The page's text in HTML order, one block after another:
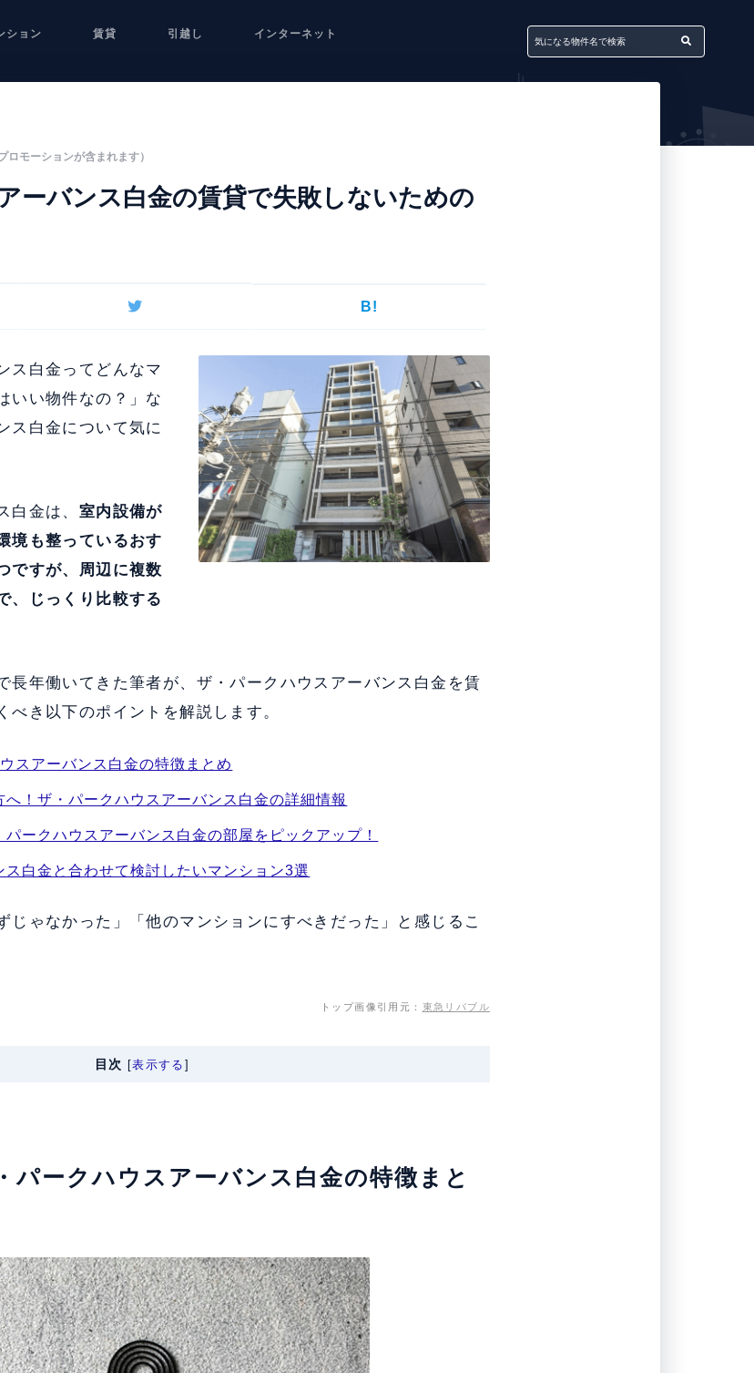
ション 賃貸 引越し インターネット
ロモーションが含まれます）
ーバンス白金の賃貸で失敗しないための
B!
ス白金ってどんなマ
いい物件なの？」な
ス白金について気に
白金は、 室内設備が
境も整っているおす
ですが、周辺に複数
、じっくり比較する
長年働いてきた筆者が、ザ・パークハウスアーバンス白金を賃
べき以下のポイントを解説します。
スアーバンス白金の特徴まとめ
へ！ザ・パークハウスアーバンス白金の詳細情報
ークハウスアーバンス白金の部屋をピックアップ！
白金と合わせて検討したいマンション3選
じゃなかった」「他のマンションにすべきだった」と感じるこ
トップ画像引用元： 東急リバブル
目次 [表示する
パークハウスアーバンス白金の特徴まと